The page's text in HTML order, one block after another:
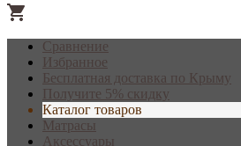
Сравнение
Избранное
Бесплатная доставка по Крыму
Получите 5% скидку
Каталог товаров
Матрасы
Аксессуары